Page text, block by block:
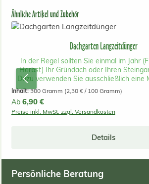
Produktgalerie überspringen
Ähnliche Artikel und Zubehör
Dachgarten Langzeitdünger
In der Regel sollten Sie einmal im Jahr
Herbst) Ihr Gründach oder Ihren
Dazu verwenden Sie ausschließlich eine
organischem und mineralischem
Monate und längere Düngewirkung je
Sie können den Dünger einfach
begrünte Fläche ausstreuen. Nehmen Sie
mineralischer Zusammensetzung. Er wirkt
Dachgartendüngermischung
Lebens-, Genuss- und
Inhalt:300 Gramm (2,30 € / 100 Gramm)
Regulärer Preis:
Ab 6,90 €
Preise inkl. MwSt. zzgl. Versandkosten
Details
Persönliche Beratung